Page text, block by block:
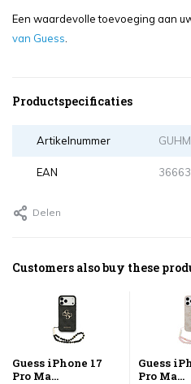
Een waardevolle toevoeging aan
van Guess
Productspecificaties
Artikelnummer
EAN
Delen
Customers also buy these
Guess iPhone 17
Pro Ma...
Guess
Pro Ma...